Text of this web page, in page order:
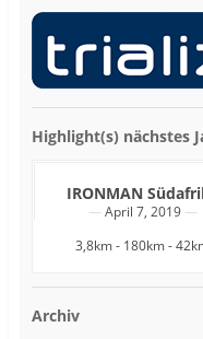
Highlight(s) nächstes
IRONMAN
April 7, 2019
3,8km - 180km -
Archiv